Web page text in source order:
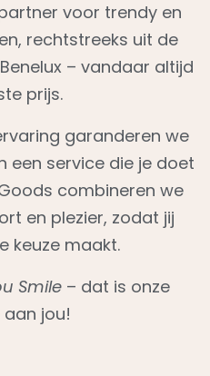
voor trendy en
rechtstreeks uit de
– vandaar altijd
prijs.
garanderen we
een service die je doet
combineren we
en plezier, zodat jij
keuze maakt.
Smile – dat is onze
jou!